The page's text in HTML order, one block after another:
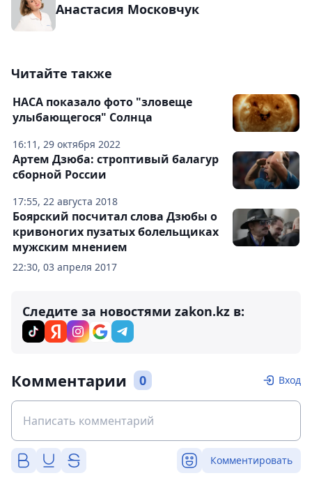
Анастасия Московчук
Читайте также
16:11, 29 октября 2022
НАСА показало фото "зловеще
улыбающегося" Солнца
17:55, 22 августа 2018
Артем Дзюба: строптивый балагур
сборной России
22:30, 03 апреля 2017
Боярский посчитал слова Дзюбы о
кривоногих пузатых болельщиках
мужским мнением
Следите за новостями zakon.kz в:
Комментарии 0 Вход
Комментировать